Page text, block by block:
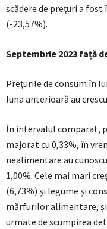
scădere de preţuri a
(-23,57%).
Septembrie 2023 față
Preţurile de consum în
luna anterioară au
În intervalul comparat,
majorat cu 0,33%, în
nealimentare au
1,00%. Cele mai mari
(6,73%) și legume și
mărfurilor alimentare, și
urmate de scumpirea